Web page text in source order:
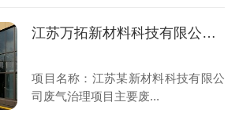
江苏万拓新材料科技有限公司废气治理项目
项目名称：江苏某新材料科技有限公
司废气治理项目主要废...